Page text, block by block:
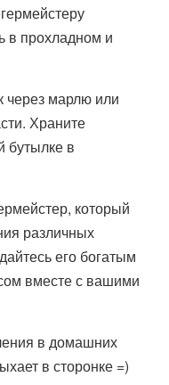
в прохладном и
через марлю или
Храните
бутылке в
который
различных
его богатым
вместе с вашими
в домашних
в сторонке =)